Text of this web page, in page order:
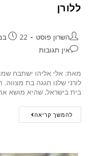
ללורן
השרון פוסט 22 במרץ 2022
אין תגובות
מאת: אלי אליהו ישתבח
לורני שלנו חגגה בת
בית בישראל, שהיא מושא
להמשך קריאה